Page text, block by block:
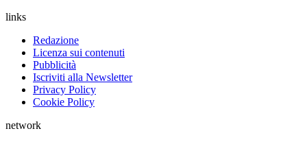
links
Redazione
Licenza sui contenuti
Pubblicità
Iscriviti alla Newsletter
Privacy Policy
Cookie Policy
network